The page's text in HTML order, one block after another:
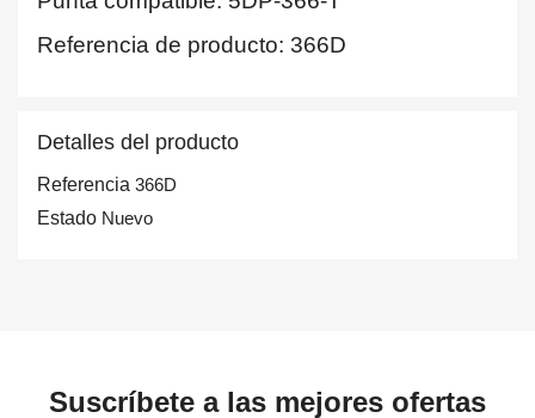
Referencia de producto: 366D
Detalles del producto
Referencia 366D
Estado Nuevo
Suscríbete a las mejores ofertas